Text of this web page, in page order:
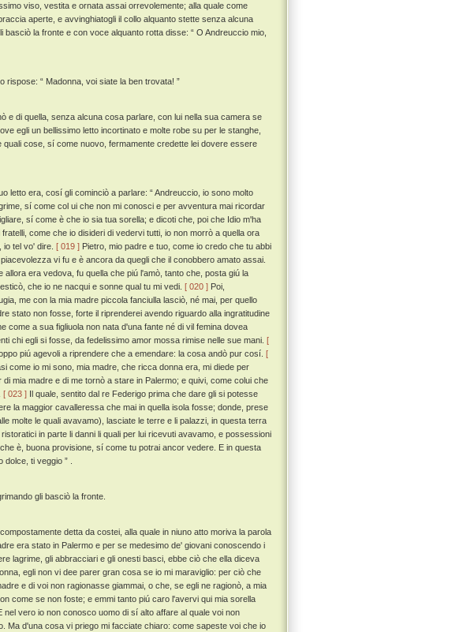
viso, vestita e ornata assai orrevolemente; alla quale come
aperte, e avvinghiatogli il collo alquanto stette senza alcuna
la fronte e con voce alquanto rotta disse: “ O Andreuccio mio,
“ Madonna, voi siate la ben trovata! ”
e di quella, senza alcuna cosa parlare, con lui nella sua camera se
egli un bellissimo letto incortinato e molte robe su per le stanghe,
cose, sí come nuovo, fermamente credette lei dovere essere
letto era, cosí gli cominciò a parlare: “ Andreuccio, io sono molto
sí come col ui che non mi conosci e per avventura mai ricordar
sí come è che io sia tua sorella; e dicoti che, poi che Idio m'ha
come che io disideri di vedervi tutti, io non morrò a quella ora
tel vo' dire. [ 019 ] Pietro, mio padre e tuo, come io credo che tu abbi
vi fu e è ancora da quegli che il conobbero amato assai.
era vedova, fu quella che piú l'amò, tanto che, posta giú la
che io ne nacqui e sonne qual tu mi vedi. [ 020 ] Poi,
me con la mia madre piccola fanciulla lasciò, né mai, per quello
stato non fosse, forte il riprenderei avendo riguardo alla ingratitudine
a sua figliuola non nata d'una fante né di vil femina dovea
chi egli si fosse, da fedelissimo amor mossa rimise nelle sue mani. [
piú agevoli a riprendere che a emendare: la cosa andò pur cosí. [
come io mi sono, mia madre, che ricca donna era, mi diede per
mia madre e di me tornò a stare in Palermo; e quivi, come colui che
[ 023 ] Il quale, sentito dal re Federigo prima che dare gli si potesse
la maggior cavalleressa che mai in quella isola fosse; donde, prese
molte le quali avavamo), lasciate le terre e li palazzi, in questa terra
in parte li danni li quali per lui ricevuti avavamo, e possessioni
è, buona provisione, sí come tu potrai ancor vedere. E in questa
ti veggio ” .
gli basciò la fronte.
detta da costei, alla quale in niuno atto moriva la parola
era stato in Palermo e per se medesimo de' giovani conoscendo i
lagrime, gli abbracciari e gli onesti basci, ebbe ciò che ella diceva
egli non vi dee parer gran cosa se io mi maraviglio: per ciò che
e di voi non ragionasse giammai, o che, se egli ne ragionò, a mia
come se non foste; e emmi tanto piú caro l'avervi qui mia sorella
nel vero io non conosco uomo di sí alto affare al quale voi non
d'una cosa vi priego mi facciate chiaro: come sapeste voi che io